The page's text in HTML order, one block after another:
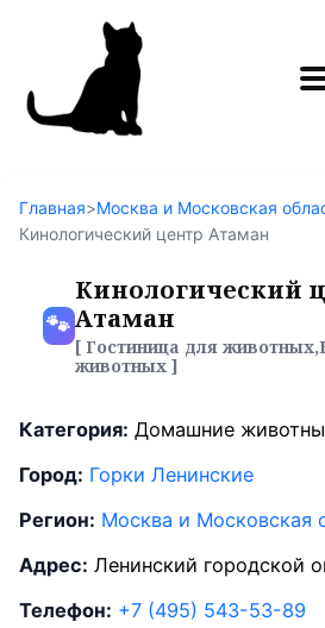
Поиск
Главная>Москва и Московская
Кинологический центр Атаман
🐾
Кинологический
Атаман
[ Гостиница для
животных ]
Категория: Домашние
Город: Горки Ленинские
Регион: Москва и Московская
Адрес: Ленинский городской
Телефон: +7 (495) 543-53-89